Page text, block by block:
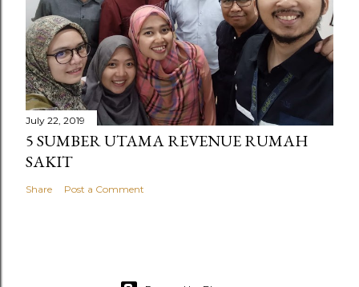
July 22, 2019
5 SUMBER UTAMA REVENUE RUMAH
SAKIT
Share Post a Comment